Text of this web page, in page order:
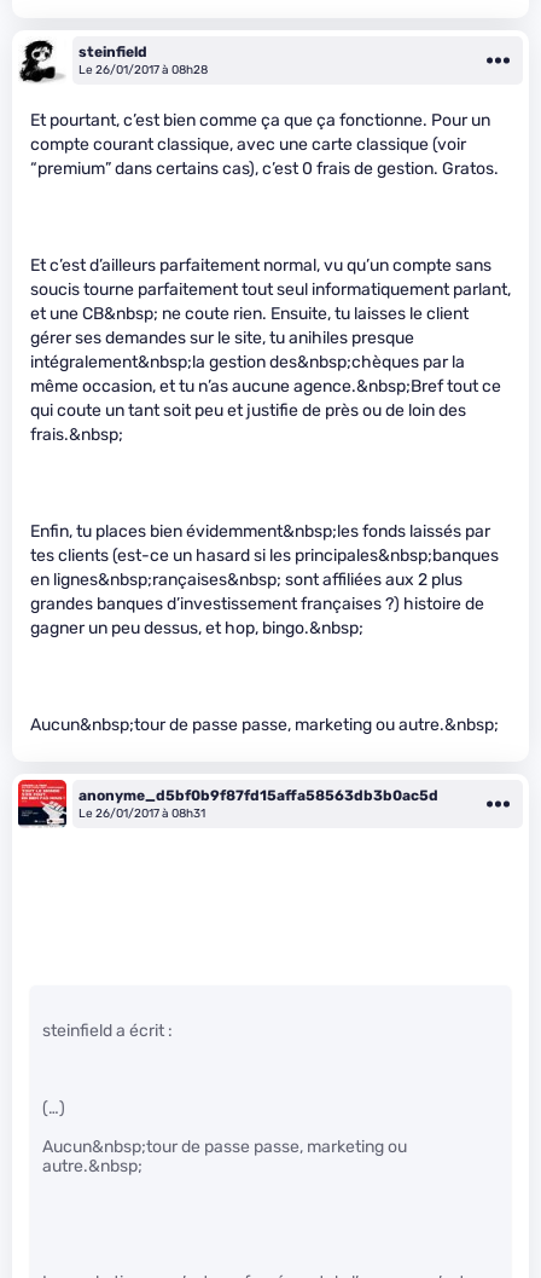
steinfield
Le 26/01/2017 à 08h28
Et pourtant, c’est bien comme ça que ça fonctionne. Pour un
compte courant classique, avec une carte classique (voir
“premium” dans certains cas), c’est 0 frais de gestion. Gratos.
Et c’est d’ailleurs parfaitement normal, vu qu’un compte sans
soucis tourne parfaitement tout seul informatiquement parlant,
et une CB&nbsp; ne coute rien. Ensuite, tu laisses le client
gérer ses demandes sur le site, tu anihiles presque
intégralement&nbsp;la gestion des&nbsp;chèques par la
même occasion, et tu n’as aucune agence.&nbsp;Bref tout ce
qui coute un tant soit peu et justifie de près ou de loin des
frais.&nbsp;
Enfin, tu places bien évidemment&nbsp;les fonds laissés par
tes clients (est-ce un hasard si les principales&nbsp;banques
en lignes&nbsp;rançaises&nbsp; sont affiliées aux 2 plus
grandes banques d’investissement françaises ?) histoire de
gagner un peu dessus, et hop, bingo.&nbsp;
Aucun&nbsp;tour de passe passe, marketing ou autre.&nbsp;
anonyme_d5bf0b9f87fd15affa58563db3b0ac5d
Le 26/01/2017 à 08h31
steinfield a écrit :
(…)
Aucun&nbsp;tour de passe passe, marketing ou
autre.&nbsp;